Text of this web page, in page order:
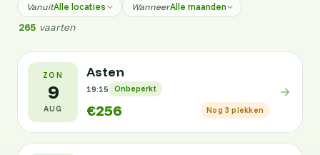
VanuitAlle locaties WanneerAlle maanden
265 vaarten
ZON
9
AUG
Asten
19:15 Onbeperkt
€256 Nog 3 plekken